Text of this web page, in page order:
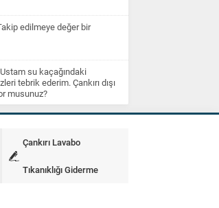
edilmeye değer bir
su kaçağındaki
tebrik ederim. Çankırı dışı
musunuz?
Çankırı Lavabo
Tıkanıklığı Giderme